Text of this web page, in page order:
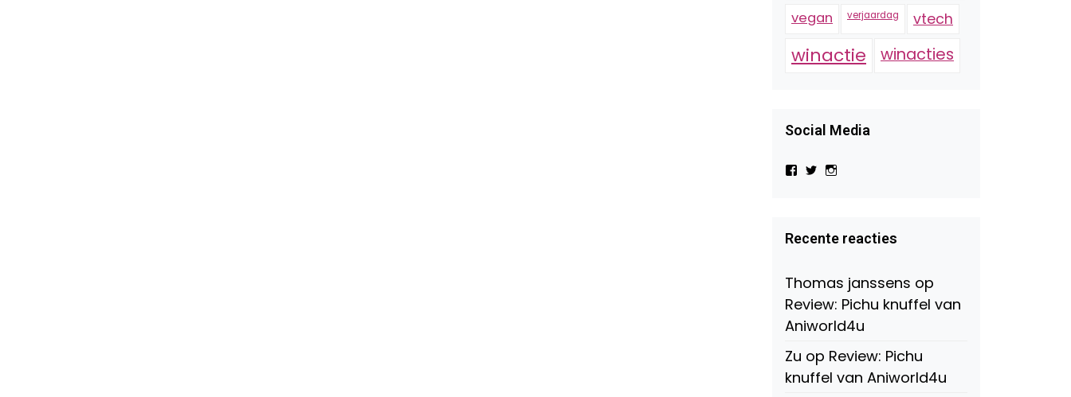
vegan verjaardag vtech
winactie winacties
Social Media
Bekijk
Beauty-
147775071915783/?
Facebook
Bekijk
op
Twitter
op
Instagram
Recente reacties
Thomas janssens op
Review: Pichu knuffel van
Aniworld4u
Zu op Review: Pichu
knuffel van Aniworld4u